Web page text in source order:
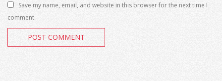
Save my name, email, and website in this browser for the next time I
comment.